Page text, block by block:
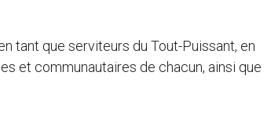
tant que serviteurs du Tout-Puissant, en
et communautaires de chacun, ainsi que